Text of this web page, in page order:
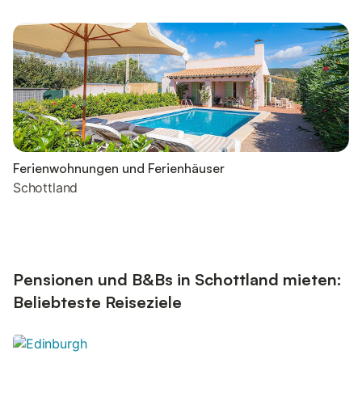
Ferienwohnungen und Ferienhäuser
Schottland
Pensionen und B&Bs in Schottland mieten:
Beliebteste Reiseziele